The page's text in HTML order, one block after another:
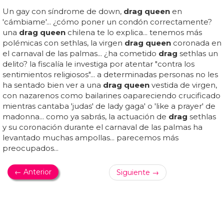
Un gay con síndrome de down, drag queen en
'cámbiame'... ¿cómo poner un condón correctamente?
una drag queen chilena te lo explica... tenemos más
polémicas con sethlas, la virgen drag queen coronada en
el carnaval de las palmas... ¿ha cometido drag sethlas un
delito? la fiscalía le investiga por atentar "contra los
sentimientos religiosos"... a determinadas personas no les
ha sentado bien ver a una drag queen vestida de virgen,
con nazarenos como bailarines oapareciendo crucificado
mientras cantaba 'judas' de lady gaga' o 'like a prayer' de
madonna... como ya sabrás, la actuación de drag sethlas
y su coronación durante el carnaval de las palmas ha
levantado muchas ampollas... parecemos más
preocupados...
← Anterior Siguiente →